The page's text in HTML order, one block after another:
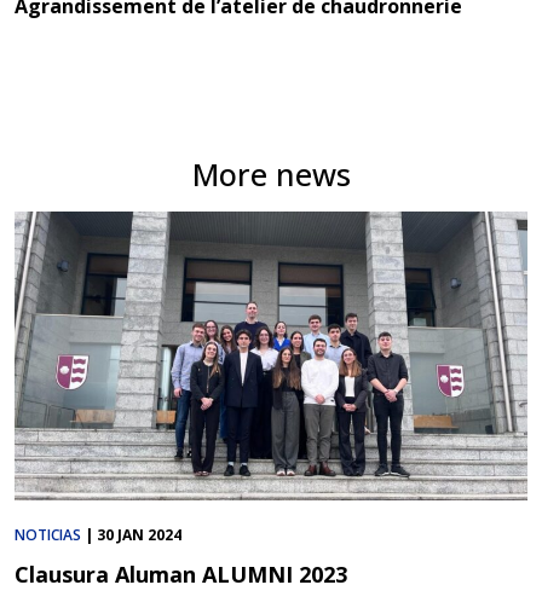
Agrandissement de l’atelier de chaudronnerie
More news
NOTICIAS | 30 JAN 2024
Clausura Aluman ALUMNI 2023